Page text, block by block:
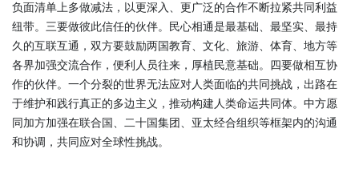
负面清单上多做减法，以更深入、更广泛的合作不断拉紧共同利益
纽带。三要做彼此信任的伙伴。民心相通是最基础、最坚实、最持
久的互联互通，双方要鼓励两国教育、文化、旅游、体育、地方等
各界加强交流合作，便利人员往来，厚植民意基础。四要做相互协
作的伙伴。一个分裂的世界无法应对人类面临的共同挑战，出路在
于维护和践行真正的多边主义，推动构建人类命运共同体。中方愿
同加方加强在联合国、二十国集团、亚太经合组织等框架内的沟通
和协调，共同应对全球性挑战。